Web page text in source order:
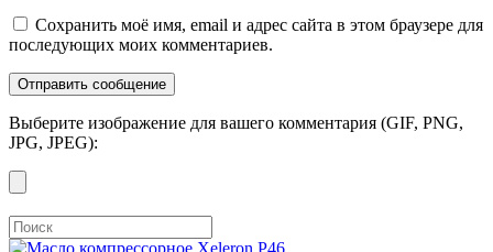
Сохранить моё имя, email и адрес сайта в этом браузере для
последующих моих комментариев.
Выберите изображение для вашего комментария (GIF, PNG,
JPG, JPEG):